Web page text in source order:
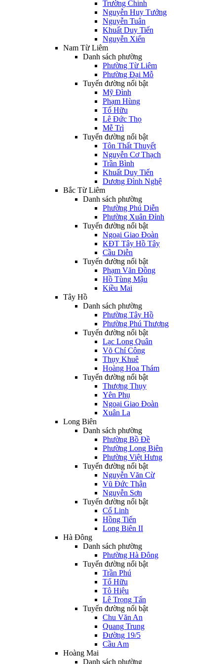
Trường Chinh
Nguyễn Huy Tưởng
Nguyễn Tuân
Khuất Duy Tiến
Nguyễn Xiển
Nam Từ Liêm
Danh sách phường
Phường Từ Liêm
Phường Đại Mỗ
Tuyến đường nổi bật
Mỹ Đình
Phạm Hùng
Tố Hữu
Lê Đức Thọ
Mễ Trì
Tuyến đường nổi bật
Tôn Thất Thuyết
Nguyễn Cơ Thạch
Trần Bình
Khuất Duy Tiến
Dương Đình Nghệ
Bắc Từ Liêm
Danh sách phường
Phường Phú Diễn
Phường Xuân Đỉnh
Tuyến đường nổi bật
Ngoại Giao Đoàn
KĐT Tây Hồ Tây
Cầu Diễn
Tuyến đường nổi bật
Phạm Văn Đồng
Hồ Tùng Mậu
Kiều Mai
Tây Hồ
Danh sách phường
Phường Tây Hồ
Phường Phú Thượng
Tuyến đường nổi bật
Lạc Long Quân
Võ Chí Công
Thụy Khuê
Hoàng Hoa Thám
Tuyến đường nổi bật
Thượng Thụy
Yên Phụ
Ngoại Giao Đoàn
Xuân La
Long Biên
Danh sách phường
Phường Bồ Đề
Phường Long Biên
Phường Việt Hưng
Tuyến đường nổi bật
Nguyễn Văn Cừ
Vũ Đức Thận
Nguyễn Sơn
Tuyến đường nổi bật
Cổ Linh
Hồng Tiến
Long Biên II
Hà Đông
Danh sách phường
Phường Hà Đông
Tuyến đường nổi bật
Trần Phú
Tố Hữu
Tô Hiệu
Lê Trọng Tấn
Tuyến đường nổi bật
Chu Văn An
Quang Trung
Đường 19/5
Cầu Am
Hoàng Mai
Danh sách phường